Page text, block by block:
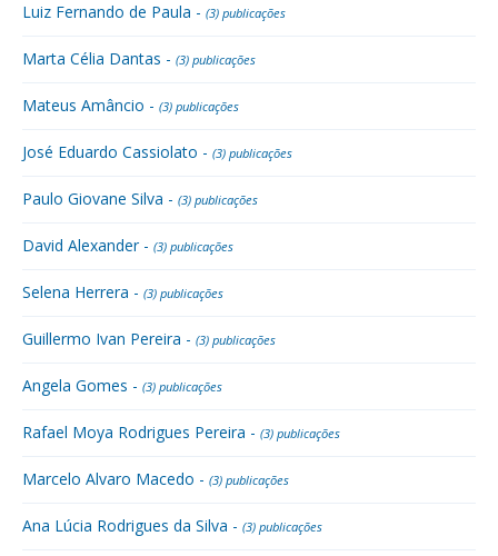
Luiz Fernando de Paula - (3) publicações
Marta Célia Dantas - (3) publicações
Mateus Amâncio - (3) publicações
José Eduardo Cassiolato - (3) publicações
Paulo Giovane Silva - (3) publicações
David Alexander - (3) publicações
Selena Herrera - (3) publicações
Guillermo Ivan Pereira - (3) publicações
Angela Gomes - (3) publicações
Rafael Moya Rodrigues Pereira - (3) publicações
Marcelo Alvaro Macedo - (3) publicações
Ana Lúcia Rodrigues da Silva - (3) publicações